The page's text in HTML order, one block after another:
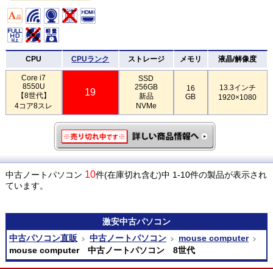
CPU CPUランク ストレージ メモリ 液晶/解像度
Core i7
8550U
【8世代】
4コア8スレ
19
SSD
256GB
新品
NVMe
16
GB
13.3インチ
1920×1080
中古ノートパソコン 10件(在庫切れ含む)中 1-10件の製品が表示され
ています。
激安中古パソコン
中古パソコン直販
中古ノートパソコン
mouse computer
mouse computer 中古ノートパソコン 8世代